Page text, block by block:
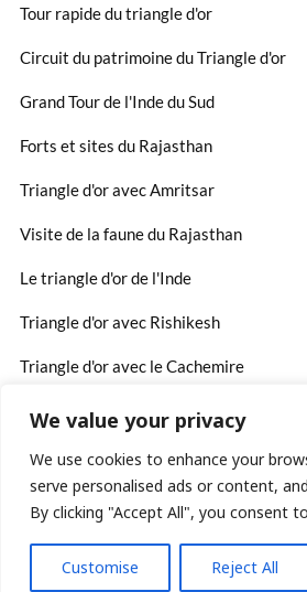
We value your privacy
We use cookies to enhance your
serve personalised ads or content,
By clicking "Accept All", you consent
Customise Reject All
Tour rapide du triangle d'or
Circuit du patrimoine du Triangle d'or
Grand Tour de l'Inde du Sud
Forts et sites du Rajasthan
Triangle d'or avec Amritsar
Visite de la faune du Rajasthan
Le triangle d'or de l'Inde
Triangle d'or avec Rishikesh
Triangle d'or avec le Cachemire
©2025. www.rajasthan-
Conditions